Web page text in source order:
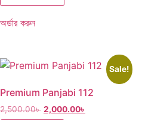
অর্ডার করুন
Sale!
Premium Panjabi 112
2,500.00৳ 2,000.00৳